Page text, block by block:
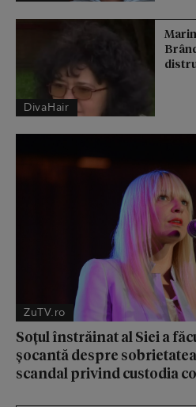
DivaHair
ZuTV.ro
Soțul înstrăinat al Siei a
șocantă despre
scandal privind custodia